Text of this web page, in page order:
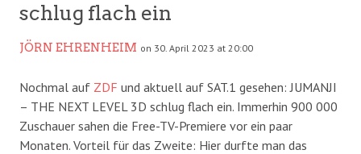
schlug flach ein
JÖRN EHRENHEIM on 30. April 2023 at 20:00
Nochmal auf ZDF und aktuell auf SAT.1 gesehen: JUMANJI
– THE NEXT LEVEL 3D schlug flach ein. Immerhin 900 000
Zuschauer sahen die Free-TV-Premiere vor ein paar
Monaten. Vorteil für das Zweite: Hier durfte man das